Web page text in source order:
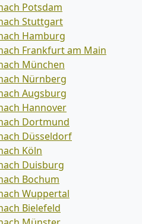
Potsdam
Stuttgart
Hamburg
Frankfurt am Main
München
Nürnberg
Augsburg
Hannover
Dortmund
Düsseldorf
Köln
Duisburg
Bochum
Wuppertal
Bielefeld